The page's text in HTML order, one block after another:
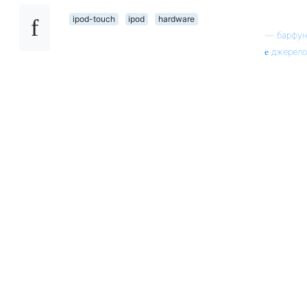
ipod-touch ipod
hardware
барфун
джерело